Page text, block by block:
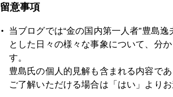
2021年08月17日
2021年08月17日
留意事項
当ブログでは“金の国内第一人者”豊島
とした日々の様々な事象について、分
す。
豊島氏の個人的見解も含まれる内容で
ご了解いただける場合は「はい」よりお